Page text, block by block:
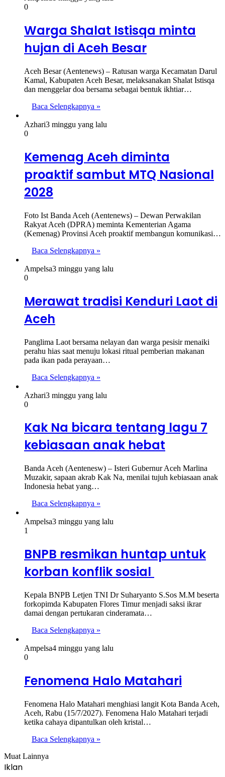
0
Warga Shalat Istisqa minta
hujan di Aceh Besar
Aceh Besar (Aentenews) – Ratusan warga Kecamatan Darul
Kamal, Kabupaten Aceh Besar, melaksanakan Shalat Istisqa
dan menggelar doa bersama sebagai bentuk ikhtiar…
Baca Selengkapnya »
Azhari3 minggu yang lalu
0
Kemenag Aceh diminta
proaktif sambut MTQ Nasional
2028
Foto Ist Banda Aceh (Aentenews) – Dewan Perwakilan
Rakyat Aceh (DPRA) meminta Kementerian Agama
(Kemenag) Provinsi Aceh proaktif membangun komunikasi…
Baca Selengkapnya »
Ampelsa3 minggu yang lalu
0
Merawat tradisi Kenduri Laot di
Aceh
Panglima Laot bersama nelayan dan warga pesisir menaiki
perahu hias saat menuju lokasi ritual pemberian makanan
pada ikan pada perayaan…
Baca Selengkapnya »
Azhari3 minggu yang lalu
0
Kak Na bicara tentang lagu 7
kebiasaan anak hebat
Banda Aceh (Aentenesw) – Isteri Gubernur Aceh Marlina
Muzakir, sapaan akrab Kak Na, menilai tujuh kebiasaan anak
Indonesia hebat yang…
Baca Selengkapnya »
Ampelsa3 minggu yang lalu
1
BNPB resmikan huntap untuk
korban konflik sosial
Kepala BNPB Letjen TNI Dr Suharyanto S.Sos M.M beserta
forkopimda Kabupaten Flores Timur menjadi saksi ikrar
damai dengan pertukaran cinderamata…
Baca Selengkapnya »
Ampelsa4 minggu yang lalu
0
Fenomena Halo Matahari
Fenomena Halo Matahari menghiasi langit Kota Banda Aceh,
Aceh, Rabu (15/7/2027). Fenomena Halo Matahari terjadi
ketika cahaya dipantulkan oleh kristal…
Baca Selengkapnya »
Muat Lainnya
Iklan